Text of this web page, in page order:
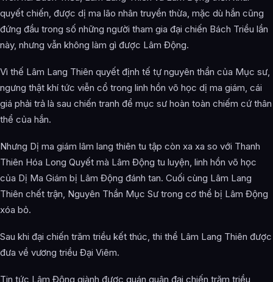
quyết chiến, được dị ma lão nhân truyền thừa, mặc dù hắn cũng
đứng đầu trong số những người tham gia đại chiến Bách Triều lần
này, nhưng vẫn không làm gì được Lâm Động.
Vì thế Lâm Lang Thiên quyết định tế tự nguyên thần của Mục sư,
ngưng thật khí tức viễn cổ trong linh hồn võ học dị ma giám, cái
giá phải trả là sau chiến tranh để mục sư hoàn toàn chiếm cứ thân
thể của hắn.
Nhưng Dị ma giám lâm lang thiên tu tập còn xa xa so với Thanh
Thiên Hóa Long Quyết mà Lâm Động tu luyện, linh hồn võ học
của Dị Ma Giám bị Lâm Động đánh tan. Cuối cùng Lâm Lang
Thiên chết trận, Nguyên Thần Mục Sư trong cơ thể bị Lâm Động
xóa bỏ.
Sau khi đại chiến trăm triều kết thúc, thi thể Lâm Lang Thiên được
đưa về vương triều Đại Viêm.
Tin tức Lâm Động giành được quán quân đại chiến trăm triều